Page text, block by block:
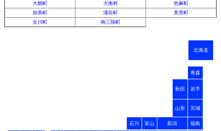
大郷町
大衡村
色麻町
加美町
涌谷町
美里町
女川町
南三陸町
北海道
青森
秋田 岩手
山形 宮城
石川 富山 新潟 福島